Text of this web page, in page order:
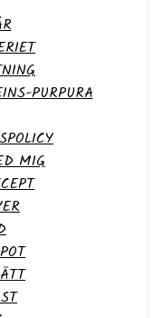
PURPURA
MIG